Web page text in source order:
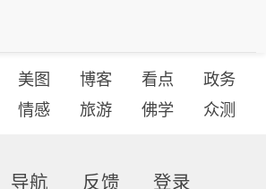
美图 博客 看点
政务
情感 旅游 佛学 众测
导航 反馈 登录